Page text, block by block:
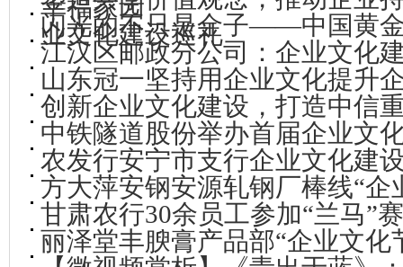
幸福家园
业文化建设巡礼
闪光的不只是金子——中国黄
江汉区邮政分公司：企业文化
山东冠一坚持用企业文化提升
创新企业文化建设，打造中信
中铁隧道股份举办首届企业文
农发行安宁市支行企业文化建
方大萍安钢安源轧钢厂棒线“企
甘肃农行30余员工参加“兰马”
丽泽堂丰腴膏产品部“企业文化